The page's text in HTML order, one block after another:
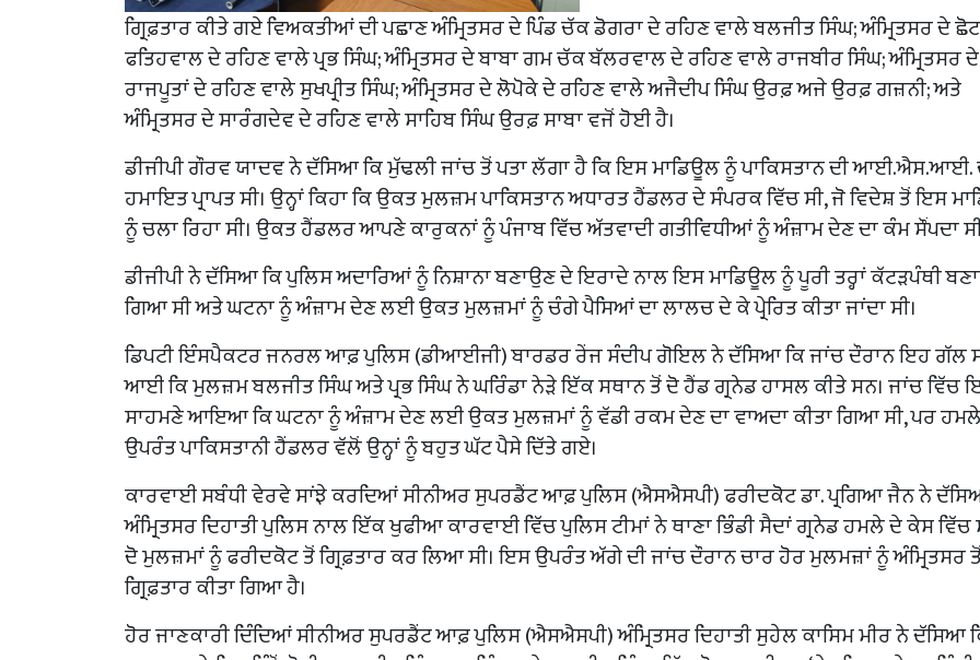
ਗ੍ਰਿਫ਼ਤਾਰ ਕੀਤੇ ਗਏ ਵਿਅਕਤੀਆਂ ਦੀ ਪਛਾਣ ਅੰਮ੍ਰਿਤਸਰ ਦੇ ਪਿੰਡ ਚੱਕ ਡੋਗਰਾ ਦੇ ਰਹਿਣ ਵਾਲੇ ਬਲਜੀਤ ਸਿੰਘ; ਅੰਮ੍ਰਿਤਸਰ ਦੇ
ਫਤਿਹਵਾਲ ਦੇ ਰਹਿਣ ਵਾਲੇ ਪ੍ਰਭ ਸਿੰਘ; ਅੰਮ੍ਰਿਤਸਰ ਦੇ ਬਾਬਾ ਗਮ ਚੱਕ ਬੱਲਰਵਾਲ ਦੇ ਰਹਿਣ ਵਾਲੇ ਰਾਜਬੀਰ ਸਿੰਘ; ਅੰਮ੍ਰਿਤਸਰ
ਰਾਜਪੂਤਾਂ ਦੇ ਰਹਿਣ ਵਾਲੇ ਸੁਖਪ੍ਰੀਤ ਸਿੰਘ; ਅੰਮ੍ਰਿਤਸਰ ਦੇ ਲੋਪੋਕੇ ਦੇ ਰਹਿਣ ਵਾਲੇ ਅਜੈਦੀਪ ਸਿੰਘ ਉਰਫ਼ ਅਜੇ ਉਰਫ਼ ਗਜ਼ਨੀ; ਅਤੇ
ਅੰਮ੍ਰਿਤਸਰ ਦੇ ਸਾਰੰਗਦੇਵ ਦੇ ਰਹਿਣ ਵਾਲੇ ਸਾਹਿਬ ਸਿੰਘ ਉਰਫ਼ ਸਾਬਾ ਵਜੋਂ ਹੋਈ ਹੈ।
ਡੀਜੀਪੀ ਗੌਰਵ ਯਾਦਵ ਨੇ ਦੱਸਿਆ ਕਿ ਮੁੱਢਲੀ ਜਾਂਚ ਤੋਂ ਪਤਾ ਲੱਗਾ ਹੈ ਕਿ ਇਸ ਮਾਡਿਊਲ ਨੂੰ ਪਾਕਿਸਤਾਨ ਦੀ ਆਈ.ਐਸ.ਆਈ.
ਹਮਾਇਤ ਪ੍ਰਾਪਤ ਸੀ। ਉਨ੍ਹਾਂ ਕਿਹਾ ਕਿ ਉਕਤ ਮੁਲਜ਼ਮ ਪਾਕਿਸਤਾਨ ਅਧਾਰਤ ਹੈਂਡਲਰ ਦੇ ਸੰਪਰਕ ਵਿੱਚ ਸੀ, ਜੋ ਵਿਦੇਸ਼ ਤੋਂ ਇਸ
ਨੂੰ ਚਲਾ ਰਿਹਾ ਸੀ। ਉਕਤ ਹੈਂਡਲਰ ਆਪਣੇ ਕਾਰੁਕਨਾਂ ਨੂੰ ਪੰਜਾਬ ਵਿੱਚ ਅੱਤਵਾਦੀ ਗਤੀਵਿਧੀਆਂ ਨੂੰ ਅੰਜ਼ਾਮ ਦੇਣ ਦਾ ਕੰਮ ਸੌਂਪਦਾ
ਡੀਜੀਪੀ ਨੇ ਦੱਸਿਆ ਕਿ ਪੁਲਿਸ ਅਦਾਰਿਆਂ ਨੂੰ ਨਿਸ਼ਾਨਾ ਬਣਾਉਣ ਦੇ ਇਰਾਦੇ ਨਾਲ ਇਸ ਮਾਡਿਊਲ ਨੂੰ ਪੂਰੀ ਤਰ੍ਹਾਂ ਕੱਟੜਪੰਥੀ
ਗਿਆ ਸੀ ਅਤੇ ਘਟਨਾ ਨੂੰ ਅੰਜ਼ਾਮ ਦੇਣ ਲਈ ਉਕਤ ਮੁਲਜ਼ਮਾਂ ਨੂੰ ਚੰਗੇ ਪੈਸਿਆਂ ਦਾ ਲਾਲਚ ਦੇ ਕੇ ਪ੍ਰੇਰਿਤ ਕੀਤਾ ਜਾਂਦਾ ਸੀ।
ਡਿਪਟੀ ਇੰਸਪੈਕਟਰ ਜਨਰਲ ਆਫ਼ ਪੁਲਿਸ (ਡੀਆਈਜੀ) ਬਾਰਡਰ ਰੇਂਜ ਸੰਦੀਪ ਗੋਇਲ ਨੇ ਦੱਸਿਆ ਕਿ ਜਾਂਚ ਦੌਰਾਨ ਇਹ ਗੱਲ
ਆਈ ਕਿ ਮੁਲਜ਼ਮ ਬਲਜੀਤ ਸਿੰਘ ਅਤੇ ਪ੍ਰਭ ਸਿੰਘ ਨੇ ਘਰਿੰਡਾ ਨੇੜੇ ਇੱਕ ਸਥਾਨ ਤੋਂ ਦੋ ਹੈਂਡ ਗ੍ਰਨੇਡ ਹਾਸਲ ਕੀਤੇ ਸਨ। ਜਾਂਚ ਵਿੱਚ
ਸਾਹਮਣੇ ਆਇਆ ਕਿ ਘਟਨਾ ਨੂੰ ਅੰਜ਼ਾਮ ਦੇਣ ਲਈ ਉਕਤ ਮੁਲਜ਼ਮਾਂ ਨੂੰ ਵੱਡੀ ਰਕਮ ਦੇਣ ਦਾ ਵਾਅਦਾ ਕੀਤਾ ਗਿਆ ਸੀ, ਪਰ
ਉਪਰੰਤ ਪਾਕਿਸਤਾਨੀ ਹੈਂਡਲਰ ਵੱਲੋਂ ਉਨ੍ਹਾਂ ਨੂੰ ਬਹੁਤ ਘੱਟ ਪੈਸੇ ਦਿੱਤੇ ਗਏ।
ਕਾਰਵਾਈ ਸਬੰਧੀ ਵੇਰਵੇ ਸਾਂਝੇ ਕਰਦਿਆਂ ਸੀਨੀਅਰ ਸੁਪਰਡੈਂਟ ਆਫ਼ ਪੁਲਿਸ (ਐਸਐਸਪੀ) ਫਰੀਦਕੋਟ ਡਾ. ਪ੍ਰਗਿਆ ਜੈਨ ਨੇ
ਅੰਮ੍ਰਿਤਸਰ ਦਿਹਾਤੀ ਪੁਲਿਸ ਨਾਲ ਇੱਕ ਖੁਫੀਆ ਕਾਰਵਾਈ ਵਿੱਚ ਪੁਲਿਸ ਟੀਮਾਂ ਨੇ ਥਾਣਾ ਭਿੰਡੀ ਸੈਦਾਂ ਗ੍ਰਨੇਡ ਹਮਲੇ ਦੇ ਕੇਸ
ਦੋ ਮੁਲਜ਼ਮਾਂ ਨੂੰ ਫਰੀਦਕੋਟ ਤੋਂ ਗ੍ਰਿਫ਼ਤਾਰ ਕਰ ਲਿਆ ਸੀ। ਇਸ ਉਪਰੰਤ ਅੱਗੇ ਦੀ ਜਾਂਚ ਦੌਰਾਨ ਚਾਰ ਹੋਰ ਮੁਲਮਜ਼ਾਂ ਨੂੰ ਅੰਮ੍ਰਿਤਸਰ
ਗ੍ਰਿਫ਼ਤਾਰ ਕੀਤਾ ਗਿਆ ਹੈ।
ਹੋਰ ਜਾਣਕਾਰੀ ਦਿੰਦਿਆਂ ਸੀਨੀਅਰ ਸੁਪਰਡੈਂਟ ਆਫ਼ ਪੁਲਿਸ (ਐਸਐਸਪੀ) ਅੰਮ੍ਰਿਤਸਰ ਦਿਹਾਤੀ ਸੁਹੇਲ ਕਾਸਿਮ ਮੀਰ ਨੇ ਦੱਸਿਆ